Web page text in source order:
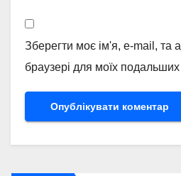
Зберегти моє ім'я, e-mail, та
браузері для моїх